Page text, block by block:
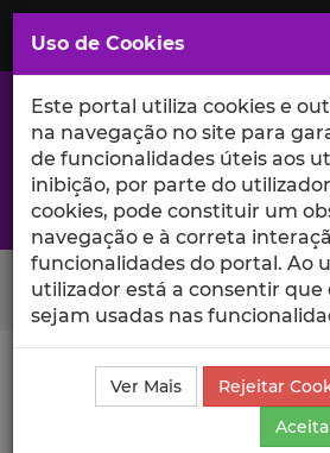
Saltar
para
Conteúdo
Principal
A excelência da investigação e
Search Button
Ciência_Iscte Autores Christine
A informação contida neste
Uso de Cookies
Este portal utiliza cookies e
na navegação no site para
de funcionalidades úteis aos
inibição, por parte do
cookies, pode constituir um
navegação e à correta
funcionalidades do portal. Ao
utilizador está a consentir que
sejam usadas nas
Ver Mais
Rejeitar